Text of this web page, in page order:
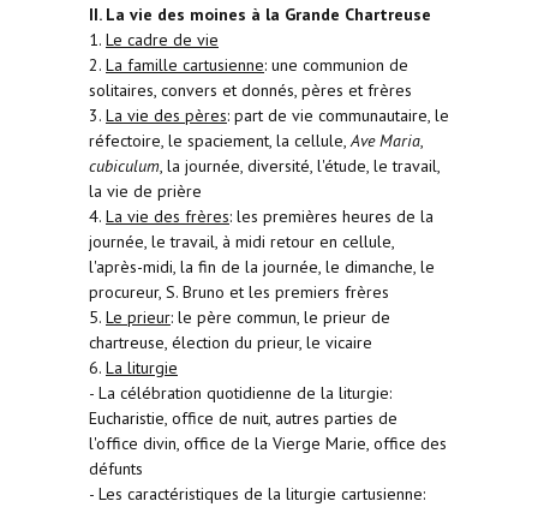
II. La vie des moines à la Grande Chartreuse
1. Le cadre de vie
2. La famille cartusienne: une communion de
solitaires, convers et donnés, pères et frères
3. La vie des pères: part de vie communautaire, le
réfectoire, le spaciement, la cellule,Ave Maria,
cubiculum, la journée, diversité, l'étude, le travail,
la vie de prière
4. La vie des frères: les premières heures de la
journée, le travail, à midi retour en cellule,
l'après-midi, la fin de la journée, le dimanche, le
procureur, S. Bruno et les premiers frères
5. Le prieur: le père commun, le prieur de
chartreuse, élection du prieur, le vicaire
6. La liturgie
- La célébration quotidienne de la liturgie:
Eucharistie, office de nuit, autres parties de
l'office divin, office de la Vierge Marie, office des
défunts
- Les caractéristiques de la liturgie cartusienne: